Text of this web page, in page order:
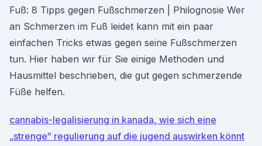
Fuß: 8 Tipps gegen Fußschmerzen | Philognosie Wer
an Schmerzen im Fuß leidet kann mit ein paar
einfachen Tricks etwas gegen seine Fußschmerzen
tun. Hier haben wir für Sie einige Methoden und
Hausmittel beschrieben, die gut gegen schmerzende
Füße helfen.
cannabis-legalisierung in kanada, wie sich eine
„strenge“ regulierung auf die jugend auswirken könnt